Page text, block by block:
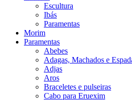
Escultura
Ibás
Paramentas
Morim
Paramentas
Abebes
Adagas, Machados e
Adjas
Aros
Braceletes e pulseiras
Cabo para Eruexim